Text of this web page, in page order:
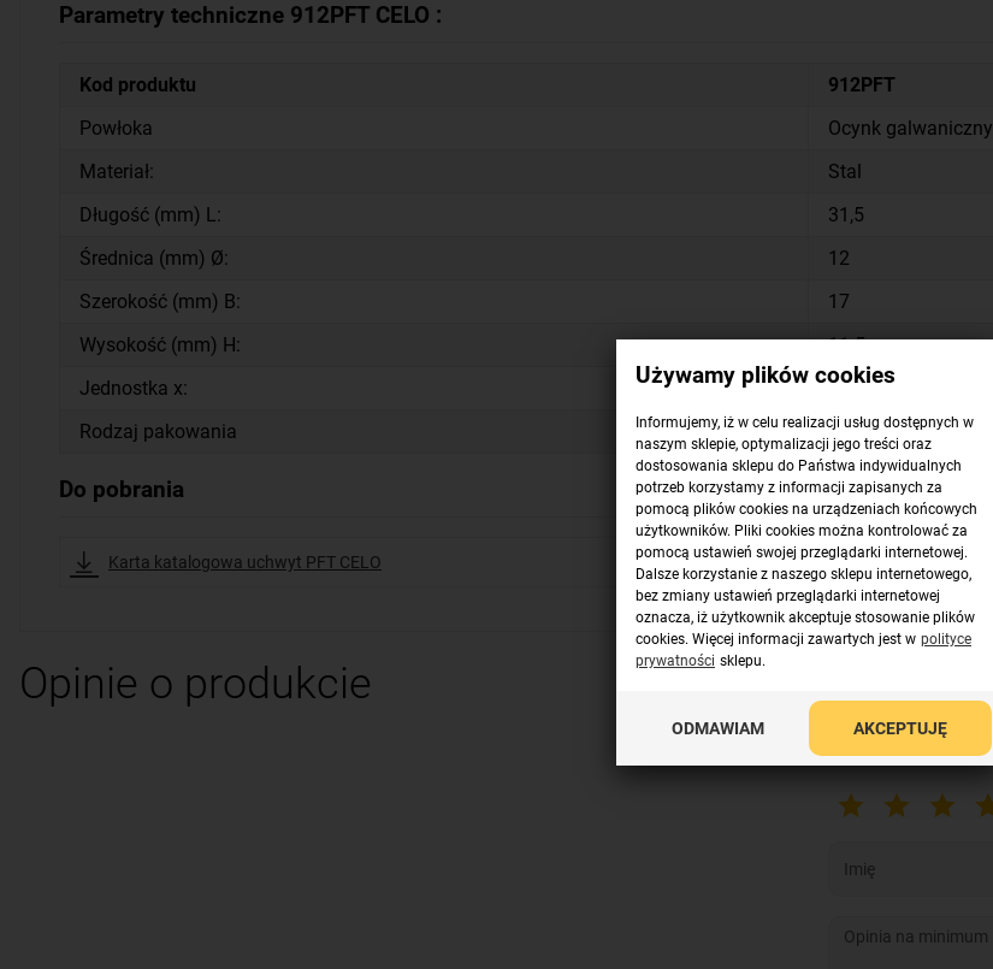
Parametry techniczne 912PFT CELO :
Kod produktu
912PFT
Powłoka
Ocynk galwaniczny
Materiał:
Stal
Długość (mm) L:
31,5
Średnica (mm) Ø:
12
Szerokość (mm) B:
17
Wysokość (mm) H:
11.5
Jednostka x:
100
Rodzaj pakowania
pudełko
Do pobrania
Karta katalogowa uchwyt PFT CELO
Opinie o produkcie
Dodaj opinię
Używamy plików cookies
Informujemy, iż w celu realizacji usług dostępnych w
naszym sklepie, optymalizacji jego treści oraz
dostosowania sklepu do Państwa indywidualnych
potrzeb korzystamy z informacji zapisanych za
pomocą plików cookies na urządzeniach końcowych
użytkowników. Pliki cookies można kontrolować za
pomocą ustawień swojej przeglądarki internetowej.
Dalsze korzystanie z naszego sklepu internetowego,
bez zmiany ustawień przeglądarki internetowej
oznacza, iż użytkownik akceptuje stosowanie plików
cookies. Więcej informacji zawartych jest w polityce
prywatności sklepu.
ODMAWIAM AKCEPTUJĘ